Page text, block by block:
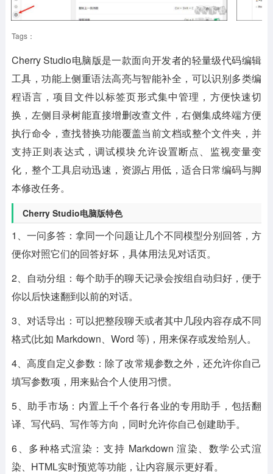
Tags：
Cherry Studio电脑版是一款面向开发者的轻量级代码编辑
工具，功能上侧重语法高亮与智能补全，可以识别多类编
程语言，项目文件以标签页形式集中管理，方便快速切
换，左侧目录树能直接增删改查文件，右侧集成终端方便
执行命令，查找替换功能覆盖当前文档或整个文件夹，并
支持正则表达式，调试模块允许设置断点、监视变量变
化，整个工具启动迅速，资源占用低，适合日常编码与脚
本修改任务。
Cherry Studio电脑版特色
1、一问多答：拿同一个问题让几个不同模型分别回答，方
便你对照它们的回答好坏，具体用法见对话页。
2、自动分组：每个助手的聊天记录会按组自动归好，便于
你以后快速翻到以前的对话。
3、对话导出：可以把整段聊天或者其中几段内容存成不同
格式(比如 Markdown、Word 等)，用来保存或发给别人。
4、高度自定义参数：除了改常规参数之外，还允许你自己
填写参数项，用来贴合个人使用习惯。
5、助手市场：内置上千个各行各业的专用助手，包括翻
译、写代码、写作等方向，同时允许你自己创建助手。
6、多种格式渲染：支持 Markdown 渲染、数学公式渲
染、HTML实时预览等功能，让内容展示更好看。